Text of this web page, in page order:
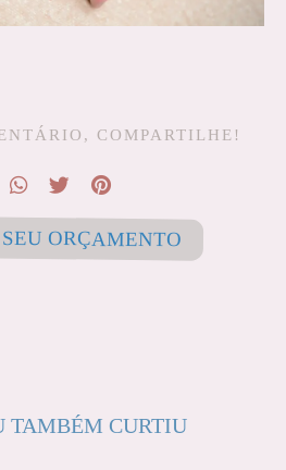
COMPARTILHE!
ORÇAMENTO
TAMBÉM CURTIU